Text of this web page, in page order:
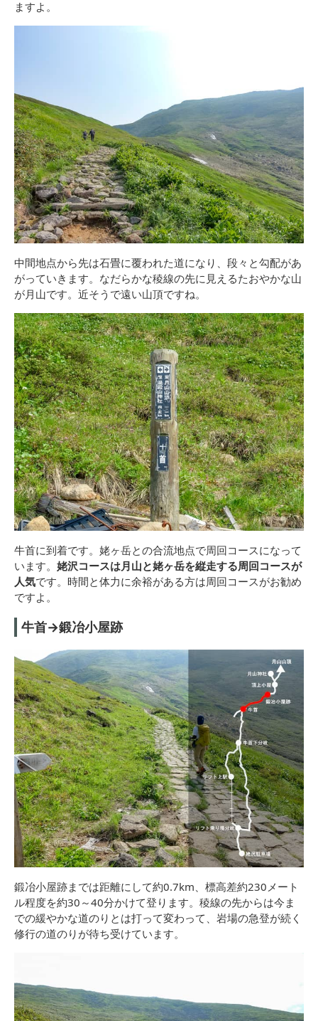
ますよ。
中間地点から先は石畳に覆われた道になり、段々と勾配があ
がっていきます。なだらかな稜線の先に見えるたおやかな山
が月山です。近そうで遠い山頂ですね。
牛首に到着です。姥ヶ岳との合流地点で周回コースになって
います。 姥沢コースは月山と姥ヶ岳を縦走する周回コースが
人気です。時間と体力に余裕がある方は周回コースがお勧め
ですよ。
牛首→鍛冶小屋跡
鍛冶小屋跡までは距離にして約0.7km、標高差約230メート
ル程度を約30～40分かけて登ります。稜線の先からは今ま
での緩やかな道のりとは打って変わって、岩場の急登が続く
修行の道のりが待ち受けています。